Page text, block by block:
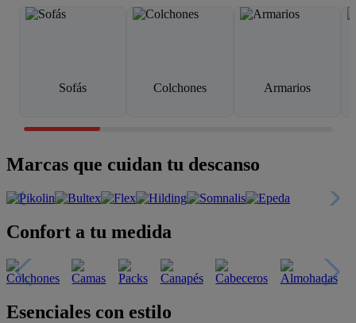
Sofás Colchones Armarios
Marcas que cuidan tu descanso
Confort a tu medida
Esenciales con estilo